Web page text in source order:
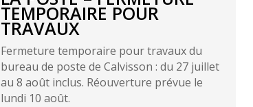
TEMPORAIRE POUR
TRAVAUX
Fermeture temporaire pour travaux du
bureau de poste de Calvisson : du 27 juillet
au 8 août inclus. Réouverture prévue le
lundi 10 août.